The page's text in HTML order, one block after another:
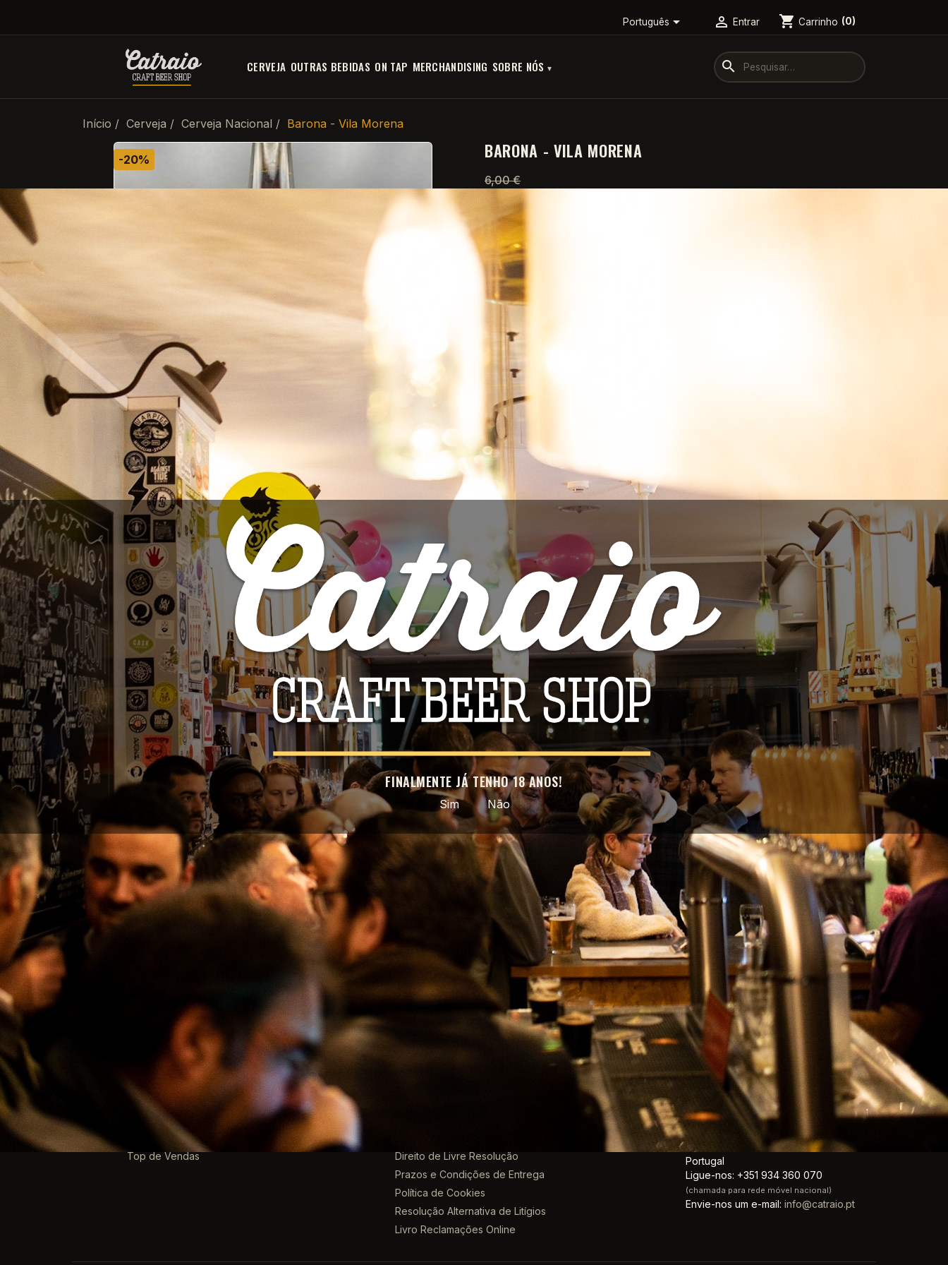
Português  Entrar shopping_cart Carrinho (0)
CERVEJA OUTRAS BEBIDAS ON TAP MERCHANDISING SOBRE NÓS search
Início Cerveja Cerveja Nacional Barona - Vila Morena
-20% BARONA - VILA MORENA
6,00 €
4,80 €
Com IVA
Quantidade
Partilhar
DADOS DO PRODUTO
Marca Barona
Referência 2357
Ficha informativa
Estilo IPA - Red
ABV 5,6%
Tamanho Garrafa 33cl
País Portugal
FacebookInstagram
APROVEITE AS NOSSAS ÚLTIMAS NOVIDADES E OFERTAS ESPECIAIS
Pode cancelar a subscrição a qualquer momento. Para tal, consulte a nossa informação de contacto
na declaração legal.
Cerveja artesanal selecionada · do nacional ao mundo · entregas em todo o país
PRODUTOS
Promoção
Novos produtos
Top de Vendas
Direito de Livre Resolução
Prazos e Condições de Entrega
Política de Cookies
Resolução Alternativa de Litígios
Livro Reclamações Online
INFORMAÇÃO DA LOJA
Catraio
Rua de Cedofeita 256
4050-174 Porto
Portugal
Ligue-nos: +351 934 360 070
(chamada para rede móvel nacional)
Envie-nos um e-mail: info@catraio.pt
FINALMENTE JÁ TENHO 18 ANOS!
Sim Não